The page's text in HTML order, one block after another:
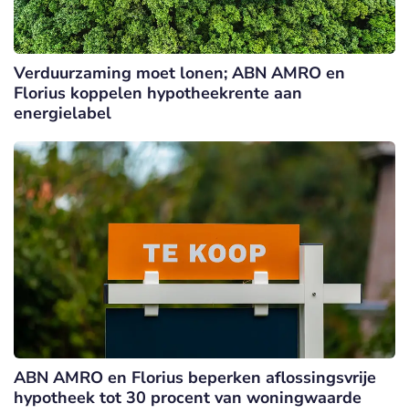
Verduurzaming moet lonen; ABN AMRO en
Florius koppelen hypotheekrente aan
energielabel
ABN AMRO en Florius beperken aflossingsvrije
hypotheek tot 30 procent van woningwaarde